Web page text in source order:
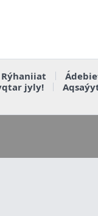
Rýhaniiat
jyly!